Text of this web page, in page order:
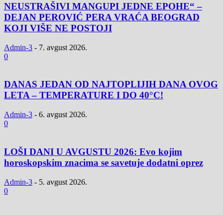
NEUSTRAŠIVI MANGUPI JEDNE EPOHE“ –
DEJAN PEROVIĆ PERA VRAĆA BEOGRAD
KOJI VIŠE NE POSTOJI
Admin-3 - 7. avgust 2026.
0
DANAS JEDAN OD NAJTOPLIJIH DANA OVOG
LETA – TEMPERATURE I DO 40°C!
Admin-3 - 6. avgust 2026.
0
LOŠI DANI U AVGUSTU 2026: Evo kojim
horoskopskim znacima se savetuje dodatni oprez
Admin-3 - 5. avgust 2026.
0